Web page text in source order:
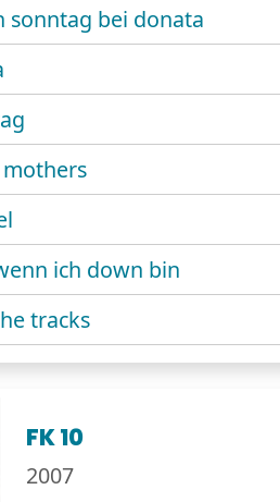
sonntag bei donata
ich down bin
tracks
FK 10
2007